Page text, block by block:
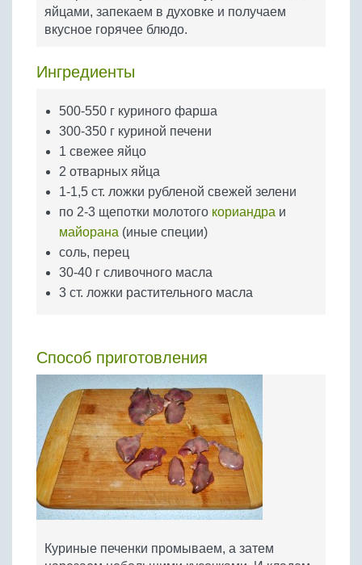
Бобовые
Яйца
яйцами, запекаем в духовке и получаем
вкусное горячее блюдо.
Ингредиенты
500-550 г куриного фарша
300-350 г куриной печени
1 свежее яйцо
2 отварных яйца
1-1,5 ст. ложки рубленой свежей зелени
по 2-3 щепотки молотого кориандра и
майорана (иные специи)
соль, перец
30-40 г сливочного масла
3 ст. ложки растительного масла
Способ приготовления
Куриные печенки промываем, а затем